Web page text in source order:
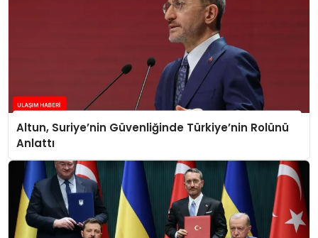
Altun, Suriye’nin Güvenliğinde Türkiye’nin Rolünü
Anlattı